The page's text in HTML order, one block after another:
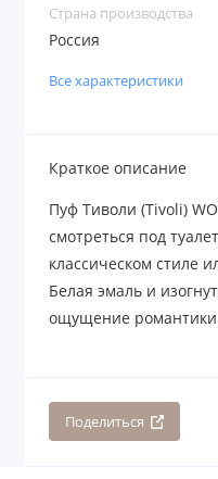
Страна производства
Россия
Все характеристики
Краткое описание
Пуф Тиволи (Tivoli)
смотреться под
классическом стиле
Белая эмаль и
ощущение романтики
Поделиться